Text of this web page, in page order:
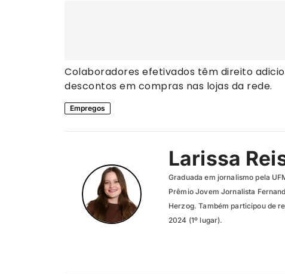
Colaboradores efetivados têm direito
descontos em compras nas lojas da rede.
Empregos
Larissa
Graduada em jornalismo pela
Prêmio Jovem Jornalista
Herzog. Também participou de
2024 (1º lugar).